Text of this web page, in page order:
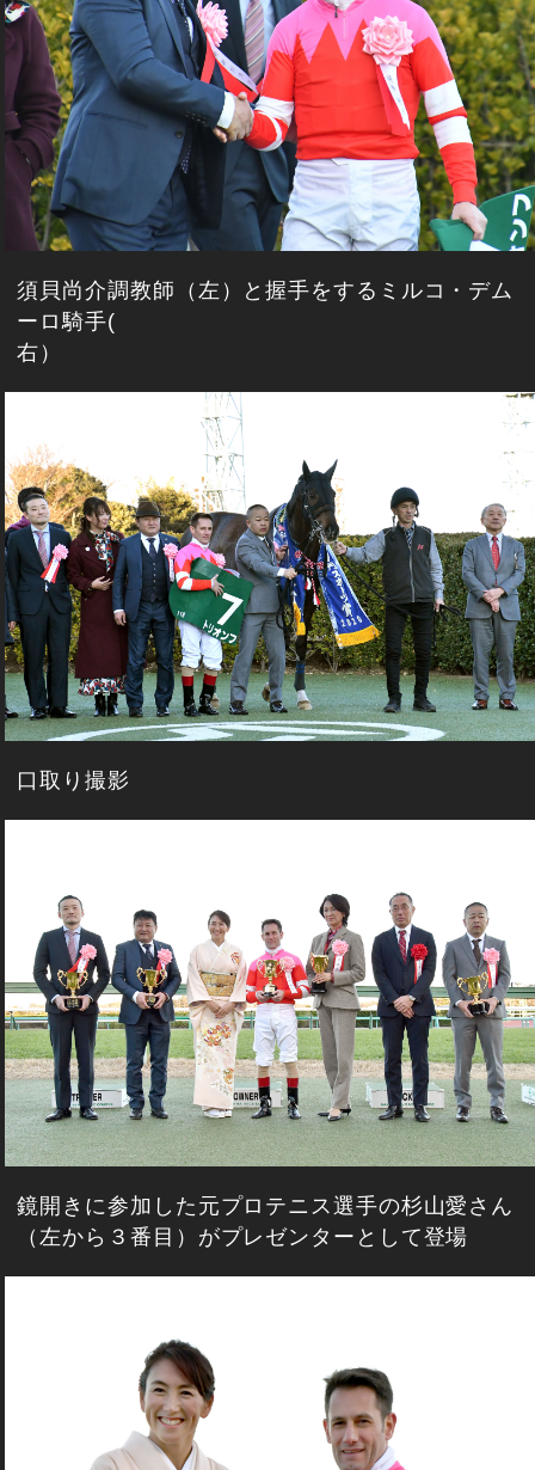
須貝尚介調教師（左）と握手をするミルコ・デム
ーロ騎手(
右）
口取り撮影
鏡開きに参加した元プロテニス選手の杉山愛さん
（左から３番目）がプレゼンターとして登場